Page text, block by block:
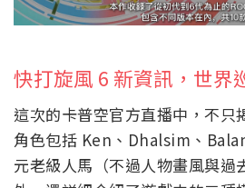
快打旋風 6 新資訊，世界
這次的卡普空官方直播中，不只
角色包括 Ken、Dhalsim、
元老級人馬（不過人物畫風與過